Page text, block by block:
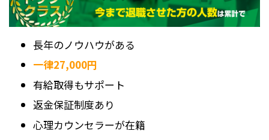
長年のノウハウがある
一律27,000円
有給取得もサポート
返金保証制度あり
心理カウンセラーが在籍